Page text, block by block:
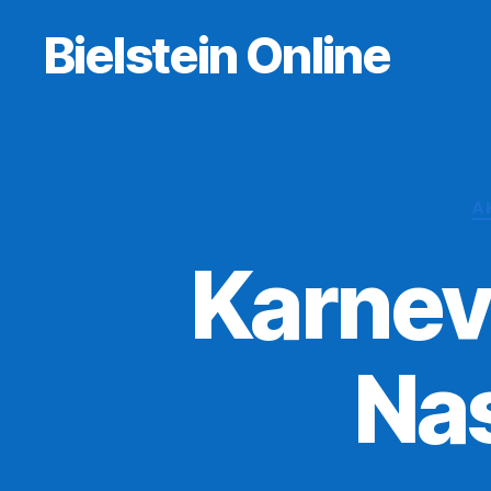
Bielstein Online